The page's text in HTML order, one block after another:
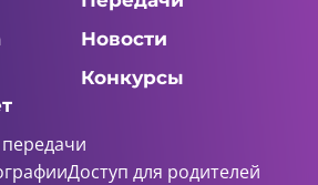
Новости
Конкурсы
Доступ для родителей